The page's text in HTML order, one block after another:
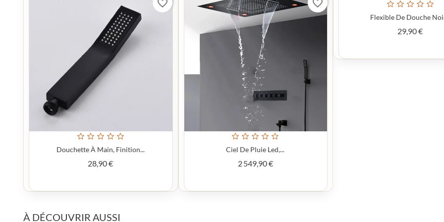
Douchette À Main, Finition...
28,90 €Prix
favorite_border
Ciel De Pluie Led,...
2 549,90 €Prix
favorite_border
Flexible De Douche
29,90 €Prix
À DÉCOUVRIR AUSSI